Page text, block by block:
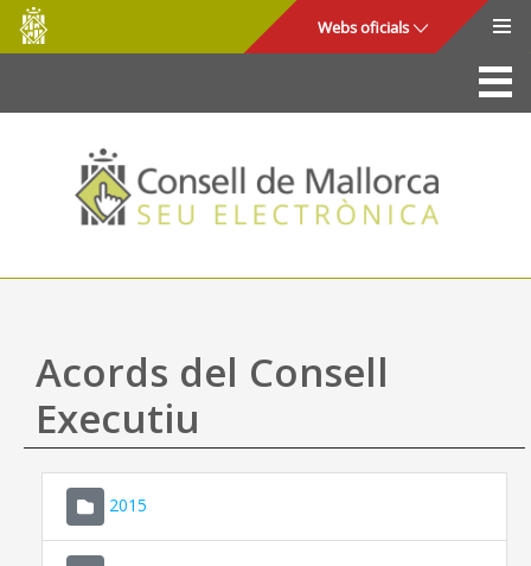
Salta al contingut principal
Consell
de
Mallorca
Webs oficials
La Seu
Consell de Mallorca
Accés i seguretat
Utilitats
Ajuda
Acords del Consell
Executiu
2015